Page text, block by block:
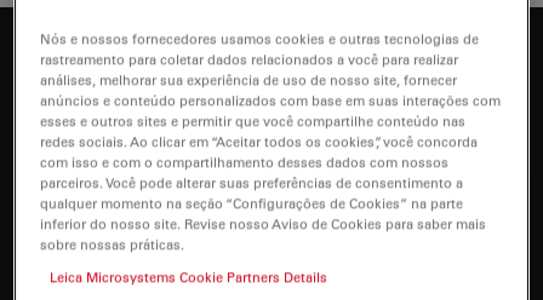
Interessado em saber mais?
Fale com nossos especialistas.
Nós e nossos fornecedores usamos cookies e outras tecnologias de
rastreamento para coletar dados relacionados a você para realizar
análises, melhorar sua experiência de uso de nosso site, fornecer
anúncios e conteúdo personalizados com base em suas interações com
esses e outros sites e permitir que você compartilhe conteúdo nas
redes sociais. Ao clicar em “Aceitar todos os cookies”, você concorda
com isso e com o compartilhamento desses dados com nossos
parceiros. Você pode alterar suas preferências de consentimento a
qualquer momento na seção “Configurações de Cookies” na parte
inferior do nosso site. Revise nosso Aviso de Cookies para saber mais
sobre nossas práticas.
Leica Microsystems Cookie Partners Details